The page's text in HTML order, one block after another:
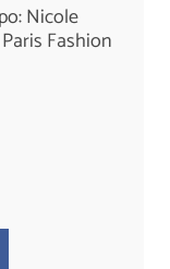
Nicole
Fashion